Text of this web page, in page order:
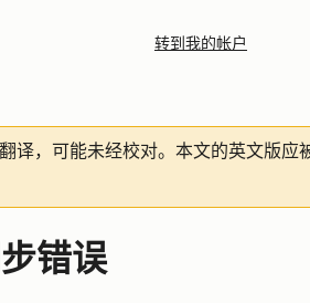
转到我的帐户
译，可能未经校对。本文的英文版应
错误